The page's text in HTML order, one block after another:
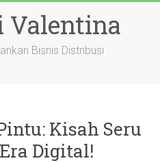
Valentina
Bisnis Distribusi
Kisah Seru
Digital!